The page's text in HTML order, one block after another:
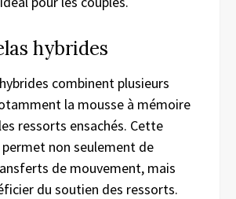
hybrides
combinent plusieurs
la mousse à mémoire
ressorts ensachés. Cette
non seulement de
de mouvement, mais
du soutien des ressorts.